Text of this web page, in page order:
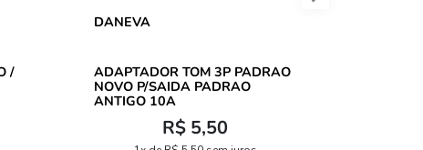
DANEVA
ADAPTADOR TOM 3P PADRAO
NOVO P/SAIDA PADRAO
ANTIGO 10A
R$ 5,50